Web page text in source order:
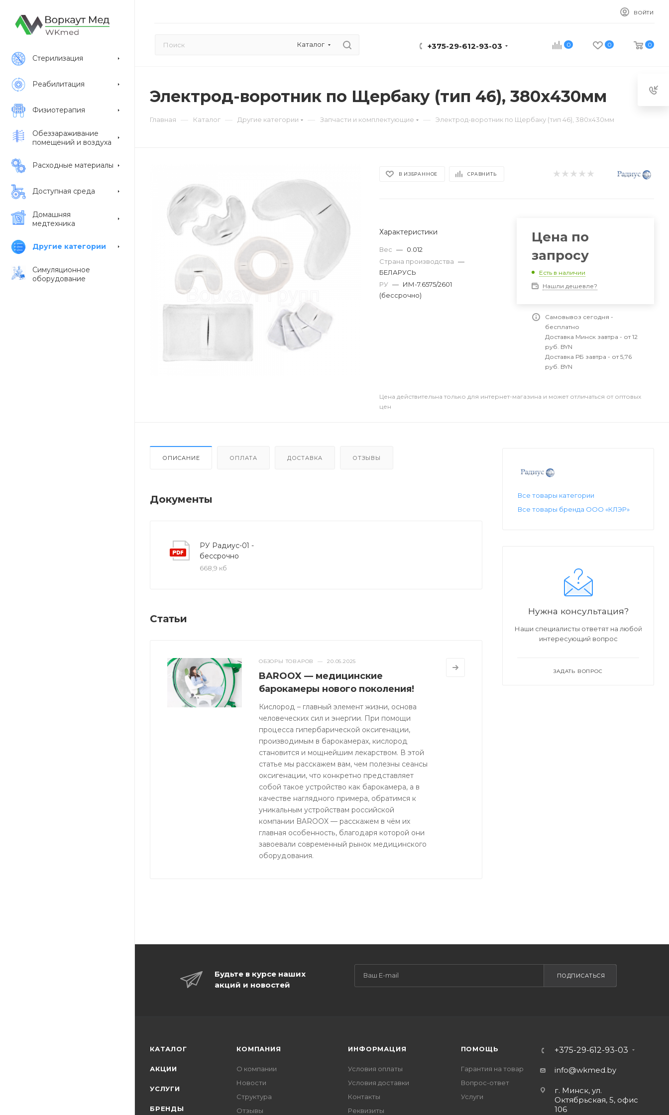
ВОЙТИ
Каталог +375-29-612-93-03 0 0 0
Стерилизация
Реабилитация
Физиотерапия
Обеззараживание
помещений и воздуха
Расходные материалы
Доступная среда
Домашняя
медтехника
Другие категории
Симуляционное
оборудование
Электрод-воротник по Щербаку (тип 46), 380х430мм
Главная — Каталог — Другие категории — Запчасти и комплектующие — Электрод-воротник по Щербаку (тип 46), 380х430мм
В ИЗБРАННОЕ СРАВНИТЬ
Характеристики
Вес — 0.012
Страна производства —
БЕЛАРУСЬ
РУ — ИМ-7.6575/2601
(бессрочно)
Цена по
запросу
Есть в наличии
Нашли дешевле?
Самовывоз сегодня -
бесплатно
Доставка Минск завтра - от 12
руб. BYN
Доставка РБ завтра - от 5,76
руб. BYN
Цена действительна только для интернет-магазина и может отличаться от оптовых
цен
ОПИСАНИЕ ОПЛАТА ДОСТАВКА ОТЗЫВЫ
Документы
РУ Радиус-01 -
бессрочно
668,9 кб
Статьи
ОБЗОРЫ ТОВАРОВ — 20.05.2025
BAROOX — медицинские
барокамеры нового поколения!
Кислород – главный элемент жизни, основа
человеческих сил и энергии. При помощи
процесса гипербарической оксигенации,
производимым в барокамерах, кислород
становится и мощнейшим лекарством. В этой
статье мы расскажем вам, чем полезны сеансы
оксигенации, что конкретно представляет
собой такое устройство как барокамера, а в
качестве наглядного примера, обратимся к
уникальным устройствам российской
компании BAROOX — расскажем в чём их
главная особенность, благодаря которой они
завоевали современный рынок медицинского
оборудования.
Все товары категории
Все товары бренда ООО «КЛЭР»
Нужна консультация?
Наши специалисты ответят на любой
интересующий вопрос
ЗАДАТЬ ВОПРОС
Будьте в курсе наших
акций и новостей
ПОДПИСАТЬСЯ
КАТАЛОГ
АКЦИИ
УСЛУГИ
БРЕНДЫ
КОМПАНИЯ
О компании
Новости
Структура
Отзывы
ИНФОРМАЦИЯ
Условия оплаты
Условия доставки
Контакты
Реквизиты
ПОМОЩЬ
Гарантия на товар
Вопрос-ответ
Услуги
+375-29-612-93-03
info@wkmed.by
г. Минск, ул.
Октябрьская, 5, офис
106